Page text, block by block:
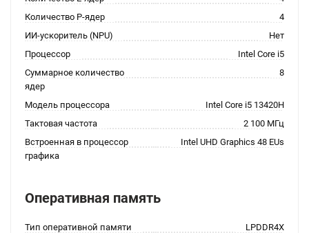
Количество P-ядер
4
ИИ-ускоритель (NPU)
Нет
Процессор
Intel Core i5
Суммарное количество
ядер
8
Модель процессора
Intel Core i5 13420H
Тактовая частота
2 100 МГц
Встроенная в процессор
графика
Intel UHD Graphics 48 EUs
Оперативная память
Тип оперативной памяти
LPDDR4X